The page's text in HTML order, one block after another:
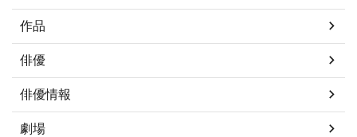
作品
俳優
俳優情報
劇場